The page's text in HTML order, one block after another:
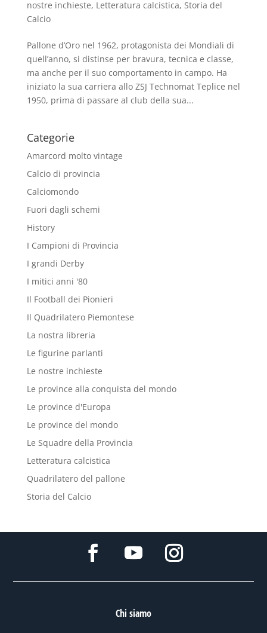
nostre inchieste, Letteratura calcistica, Storia del
Calcio
Pallone d’Oro nel 1962, protagonista dei Mondiali di
quell’anno, si distinse per bravura, tecnica e classe,
ma anche per il suo comportamento in campo. Ha
iniziato la sua carriera allo ZSJ Technomat Teplice nel
1950, prima di passare al club della sua...
Categorie
Amarcord molto vintage
Calcio di provincia
Calciomondo
Fuori dagli schemi
History
I Campioni di Provincia
I grandi Derby
I mitici anni '80
Il Football dei Pionieri
Il Quadrilatero Piemontese
La nostra libreria
Le figurine parlanti
Le nostre inchieste
Le province alla conquista del mondo
Le province d'Europa
Le province del mondo
Le Squadre della Provincia
Letteratura calcistica
Quadrilatero del pallone
Storia del Calcio
Chi siamo